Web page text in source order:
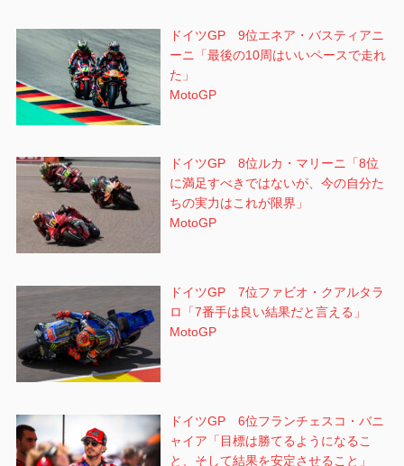
ドイツGP 9位エネア・バスティアニ
ーニ「最後の10周はいいペースで走れ
た」
MotoGP
ドイツGP 8位ルカ・マリーニ「8位
に満足すべきではないが、今の自分た
ちの実力はこれが限界」
MotoGP
ドイツGP 7位ファビオ・クアルタラ
ロ「7番手は良い結果だと言える」
MotoGP
ドイツGP 6位フランチェスコ・バニ
ャイア「目標は勝てるようになるこ
と、そして結果を安定させること」